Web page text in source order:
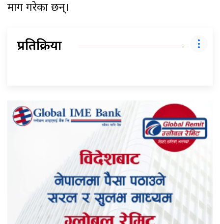
माग गरेका छन्।
प्रतिक्रिया